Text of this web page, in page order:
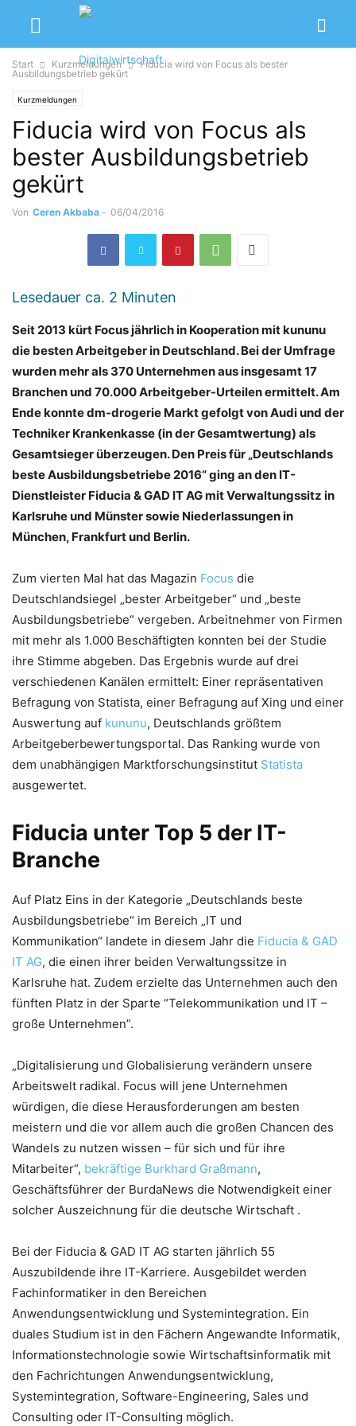
Start Kurzmeldungen
Fiducia wird von Focus als bester
Ausbildungsbetrieb gekürt
Kurzmeldungen
Fiducia wird von Focus als
bester Ausbildungsbetrieb
gekürt
Von Ceren Akbaba - 06/04/2016
Lesedauer ca. 2 Minuten
Seit 2013 kürt Focus jährlich in Kooperation mit kununu
die besten Arbeitgeber in Deutschland. Bei der Umfrage
wurden mehr als 370 Unternehmen aus insgesamt 17
Branchen und 70.000 Arbeitgeber-Urteilen ermittelt. Am
Ende konnte dm-drogerie Markt gefolgt von Audi und der
Techniker Krankenkasse (in der Gesamtwertung) als
Gesamtsieger überzeugen. Den Preis für „Deutschlands
beste Ausbildungsbetriebe 2016“ ging an den IT-
Dienstleister Fiducia & GAD IT AG mit Verwaltungssitz in
Karlsruhe und Münster sowie Niederlassungen in
München, Frankfurt und Berlin.
Zum vierten Mal hat das Magazin Focus die
Deutschlandsiegel „bester Arbeitgeber“ und „beste
Ausbildungsbetriebe“ vergeben. Arbeitnehmer von Firmen
mit mehr als 1.000 Beschäftigten konnten bei der Studie
ihre Stimme abgeben. Das Ergebnis wurde auf drei
verschiedenen Kanälen ermittelt: Einer repräsentativen
Befragung von Statista, einer Befragung auf Xing und einer
Auswertung auf kununu, Deutschlands größtem
Arbeitgeberbewertungsportal. Das Ranking wurde von
dem unabhängigen Marktforschungsinstitut Statista
ausgewertet.
Fiducia unter Top 5 der IT-
Branche
Auf Platz Eins in der Kategorie „Deutschlands beste
Ausbildungsbetriebe“ im Bereich „IT und
Kommunikation“ landete in diesem Jahr die Fiducia & GAD
IT AG, die einen ihrer beiden Verwaltungssitze in
Karlsruhe hat. Zudem erzielte das Unternehmen auch den
fünften Platz in der Sparte “Telekommunikation und IT –
große Unternehmen”.
„Digitalisierung und Globalisierung verändern unsere
Arbeitswelt radikal. Focus will jene Unternehmen
würdigen, die diese Herausforderungen am besten
meistern und die vor allem auch die großen Chancen des
Wandels zu nutzen wissen – für sich und für ihre
Mitarbeiter“, bekräftige Burkhard Graßmann,
Geschäftsführer der BurdaNews die Notwendigkeit einer
solcher Auszeichnung für die deutsche Wirtschaft .
Bei der Fiducia & GAD IT AG starten jährlich 55
Auszubildende ihre IT-Karriere. Ausgebildet werden
Fachinformatiker in den Bereichen
Anwendungsentwicklung und Systemintegration. Ein
duales Studium ist in den Fächern Angewandte Informatik,
Informationstechnologie sowie Wirtschaftsinformatik mit
den Fachrichtungen Anwendungsentwicklung,
Systemintegration, Software-Engineering, Sales und
Consulting oder IT-Consulting möglich.